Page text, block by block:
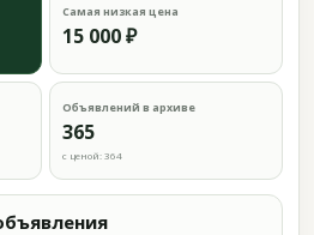
Самая низкая цена
15 000 ₽
Объявлений в архиве
365
с ценой: 364